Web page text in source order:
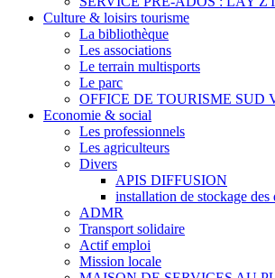
Culture & loisirs tourisme
La bibliothèque
Les associations
Le terrain multisports
Le parc
OFFICE DE TOURISME SUD
Economie & social
Les professionnels
Les agriculteurs
Divers
APIS DIFFUSION
installation de stockage des
ADMR
Transport solidaire
Actif emploi
Mission locale